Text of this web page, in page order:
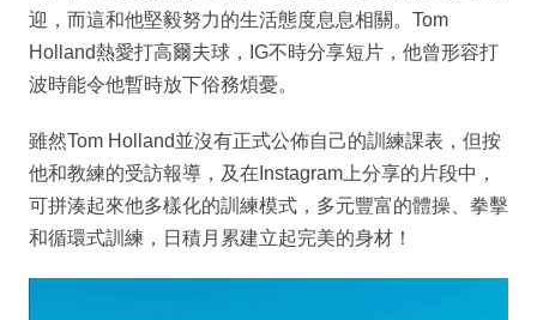
迎，而這和他堅毅努力的生活態度息息相關。Tom
Holland熱愛打高爾夫球，IG不時分享短片，他曾形容打
波時能令他暫時放下俗務煩憂。
雖然Tom Holland並沒有正式公佈自己的訓練課表，但按
他和教練的受訪報導，及在Instagram上分享的片段中，
可拼湊起來他多樣化的訓練模式，多元豐富的體操、拳擊
和循環式訓練，日積月累建立起完美的身材！